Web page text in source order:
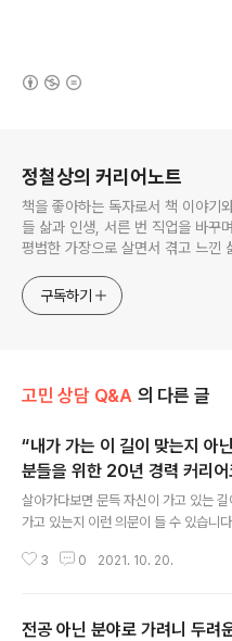
정철상의 커리어노트
책을 좋아하는 독자로서 책 이야기
들 삶과 인생, 서른 번 직업을 바꾸
평범한 가장으로 살면서 겪고 느낀
고픈 커리어코치, 유튜브: 정교수의
구독하기
고민 상담 Q&A 의 다른 글
“내가 가는 이 길이 맞는지 아
분들을 위한 20년 경력 커리어
언
살아가다보면 문득 자신이 가고 있는
가고 있는지 이런 의문이 들 수 있습니
해주세요. 청년들은 꼭 직접 경험해보는
렸는데요. 특히 전문가와의 만남에 대
3 0 2021. 10. 20.
전공 아닌 분야로 가려니 두려